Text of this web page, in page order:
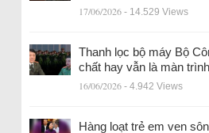
17/06/2026 - 14.529 Views
Thanh lọc bộ máy Bộ
chất hay vẫn là màn
16/06/2026 - 4.942 Views
Hàng loạt trẻ em ven